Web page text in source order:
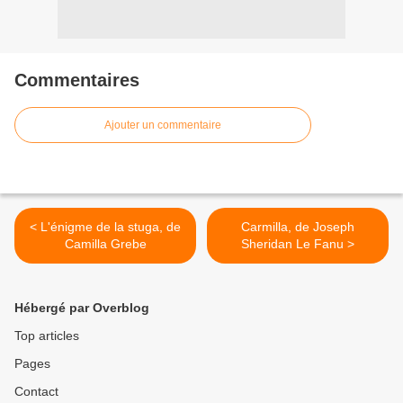
Commentaires
Ajouter un commentaire
< L'énigme de la stuga, de
Camilla Grebe
Carmilla, de Joseph
Sheridan Le Fanu >
Hébergé par Overblog
Top articles
Pages
Contact